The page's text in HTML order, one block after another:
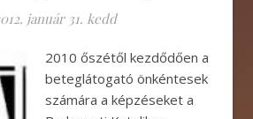
január 31. kedd
2010 őszétől kezdődően a
beteglátogató önkéntesek
számára a képzéseket a